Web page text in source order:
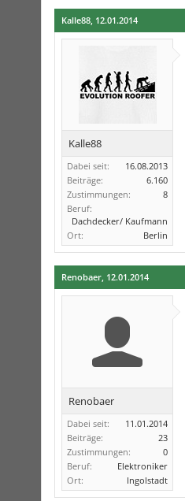
Kalle88, 12.01.2014
Kalle88
Dabei seit:
16.08.2013
Beiträge:
6.160
Zustimmungen:
8
Beruf:
Dachdecker/ Kaufmann
Ort:
Berlin
Renobaer, 12.01.2014
Renobaer
Dabei seit:
11.01.2014
Beiträge:
23
Zustimmungen:
0
Beruf:
Elektroniker
Ort:
Ingolstadt